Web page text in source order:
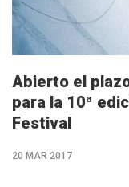
Abierto el
para la 10ª
Festival
20 MAR 2017